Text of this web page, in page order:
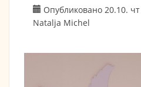
Опубликовано 20.10.
Natalja Michel